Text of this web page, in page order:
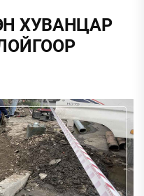
ХУВАНЦАР